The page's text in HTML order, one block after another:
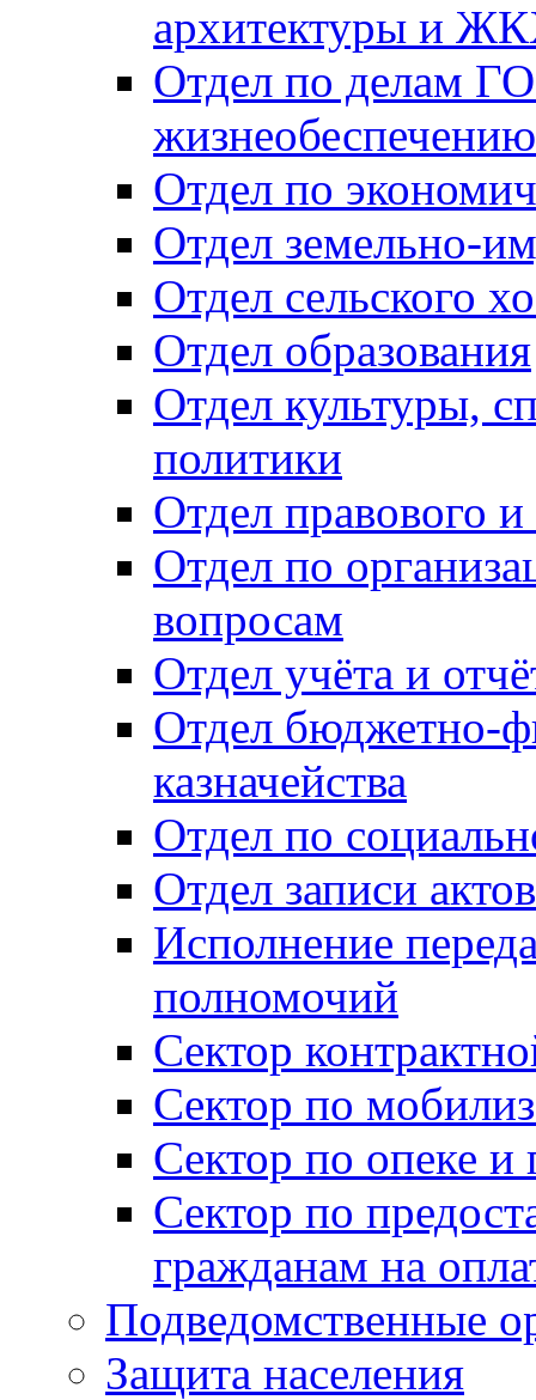
архитектуры и
Отдел по делам
Отдел по
Отдел земельно-
Отдел сельского
Отдел образования
Отдел культуры,
политики
Отдел правового
Отдел по
вопросам
Отдел учёта и
Отдел бюджетно-
казначейства
Отдел по
Отдел записи
Исполнение
полномочий
Сектор
Сектор по
Сектор по опеке и
Сектор по
гражданам на
Подведомственные
Защита населения